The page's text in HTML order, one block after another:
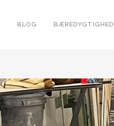
BLOG BÆREDYGTIGHED